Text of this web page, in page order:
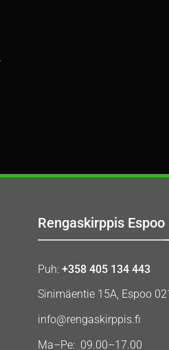
Rengaskirppis Espoo
Puh: +358 405 134 443
Sinimäentie 15A, Espoo
info@rengaskirppis.fi
Ma–Pe: 09.00–17.00